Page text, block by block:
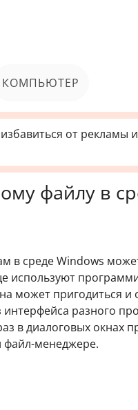
КОМПЬЮТЕР
от рекламы и
файлу в
в среде Windows
используют
может пригодиться
разного
в диалоговых окнах
файл-менеджере.